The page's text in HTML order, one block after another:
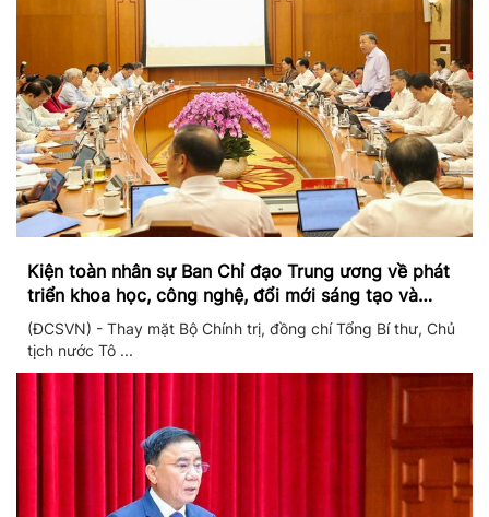
Kiện toàn nhân sự Ban Chỉ đạo Trung ương về phát
triển khoa học, công nghệ, đổi mới sáng tạo và
chuyển đổi số
(ĐCSVN) - Thay mặt Bộ Chính trị, đồng chí Tổng Bí thư, Chủ
tịch nước Tô ...